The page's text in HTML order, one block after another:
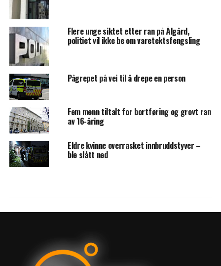
Flere unge siktet etter ran på Ålgård,
politiet vil ikke be om varetektsfengsling
Pågrepet på vei til å drepe en person
Fem menn tiltalt for bortføring og grovt ran
av 16-åring
Eldre kvinne overrasket innbruddstyver –
ble slått ned